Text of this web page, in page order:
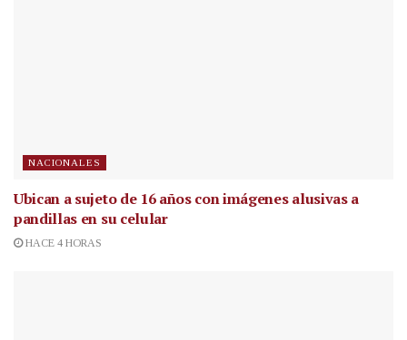
NACIONALES
Ubican a sujeto de 16 años con imágenes alusivas a
pandillas en su celular
HACE 4 HORAS